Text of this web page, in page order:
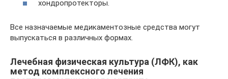
хондропротекторы.
Все назначаемые медикаментозные средства могут
выпускаться в различных формах.
Лечебная физическая культура (ЛФК), как
метод комплексного лечения